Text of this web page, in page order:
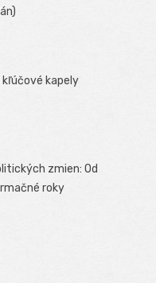
kľúčové kapely
zmien: Od
roky